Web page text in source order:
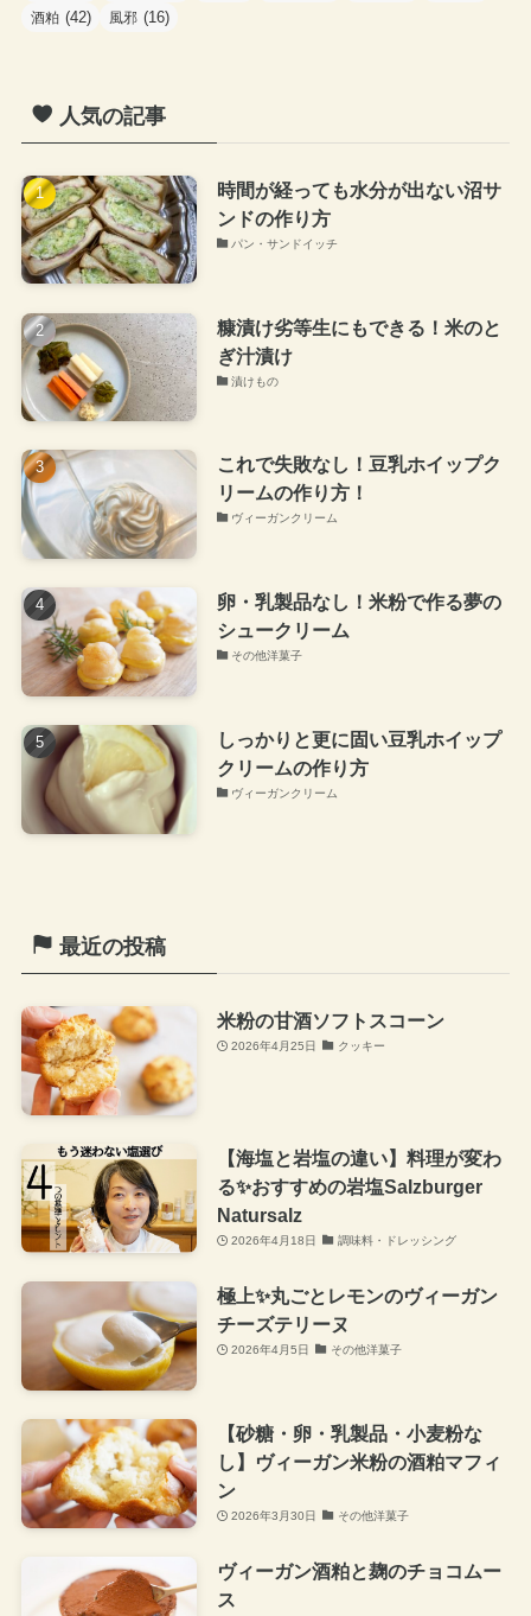
酒粕 (42) 風邪 (16)
人気の記事
時間が経っても水分が出ない沼サ
ンドの作り方
パン・サンドイッチ
糠漬け劣等生にもできる！米のと
ぎ汁漬け
漬けもの
これで失敗なし！豆乳ホイップク
リームの作り方！
ヴィーガンクリーム
卵・乳製品なし！米粉で作る夢の
シュークリーム
その他洋菓子
しっかりと更に固い豆乳ホイップ
クリームの作り方
ヴィーガンクリーム
最近の投稿
米粉の甘酒ソフトスコーン
2026年4月25日 クッキー
【海塩と岩塩の違い】料理が変わ
る✨おすすめの岩塩Salzburger
Natursalz
2026年4月18日 調味料・ドレッシング
極上✨丸ごとレモンのヴィーガン
チーズテリーヌ
2026年4月5日 その他洋菓子
【砂糖・卵・乳製品・小麦粉な
し】ヴィーガン米粉の酒粕マフィ
ン
2026年3月30日 その他洋菓子
ヴィーガン酒粕と麹のチョコムー
ス